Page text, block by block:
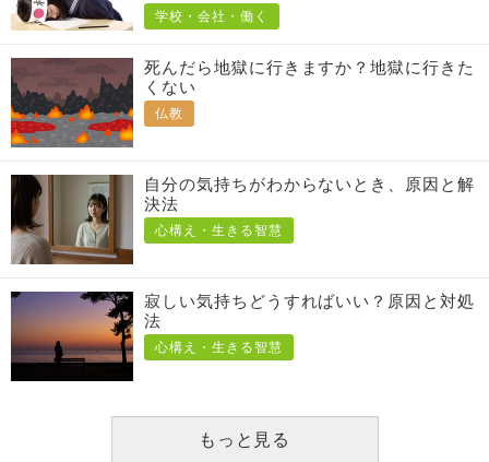
学校・会社・働く
死んだら地獄に行きますか？地獄に行きた
くない
仏教
自分の気持ちがわからないとき、原因と解
決法
心構え・生きる智慧
寂しい気持ちどうすればいい？原因と対処
法
心構え・生きる智慧
もっと見る